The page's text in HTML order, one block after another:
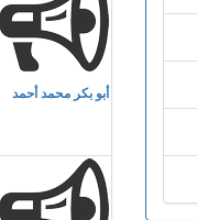
أبو بكر محمد أحمد